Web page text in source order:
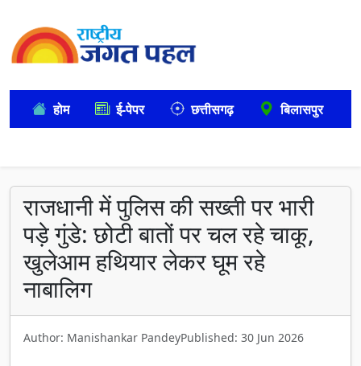
होम ई-पेपर छत्तीसगढ़ बिलासपुर
राजधानी में पुलिस की सख्ती पर भारी
पड़े गुंडे: छोटी बातों पर चल रहे चाकू,
खुलेआम हथियार लेकर घूम रहे
नाबालिग
Author: Manishankar PandeyPublished: 30 Jun 2026